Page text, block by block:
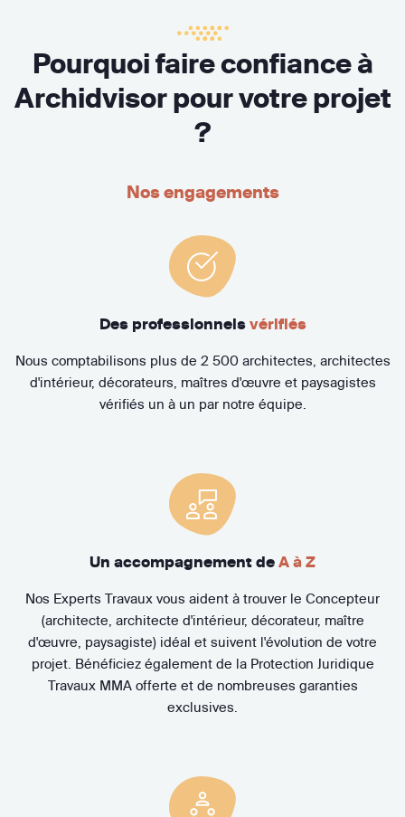
Pourquoi faire confiance à
Archidvisor pour votre projet
?
Nos engagements
Des professionnels vérifiés
Nous comptabilisons plus de 2 500 architectes, architectes
d'intérieur, décorateurs, maîtres d'œuvre et paysagistes
vérifiés un à un par notre équipe.
Un accompagnement de A à Z
Nos Experts Travaux vous aident à trouver le Concepteur
(architecte, architecte d'intérieur, décorateur, maître
d'œuvre, paysagiste) idéal et suivent l'évolution de votre
projet. Bénéficiez également de la Protection Juridique
Travaux MMA offerte et de nombreuses garanties
exclusives.